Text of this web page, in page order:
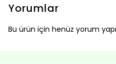
Yorumlar
Bu ürün için henüz yorum